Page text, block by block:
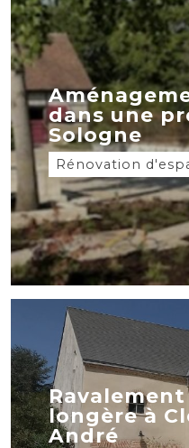
dans une
Sologne
Rénovation
longère à
André